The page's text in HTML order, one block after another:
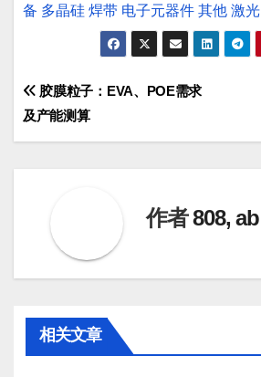
备 多晶硅 焊带 电子元器件 其他 激光
文
章
胶膜粒子：EVA、POE需求
及产能测算
作者808, ab
相关文章